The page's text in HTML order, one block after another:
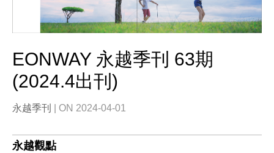
EONWAY 永越季刊 63期
(2024.4出刊)
永越季刊 | ON 2024-04-01
永越觀點